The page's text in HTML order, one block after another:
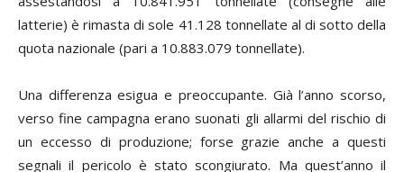
latterie) è rimasta di sole 41.128 tonnellate al di sotto della
quota nazionale (pari a 10.883.079 tonnellate).
Una differenza esigua e preoccupante. Già l’anno scorso,
verso fine campagna erano suonati gli allarmi del rischio di
un eccesso di produzione; forse grazie anche a questi
segnali il pericolo è stato scongiurato. Ma quest’anno il